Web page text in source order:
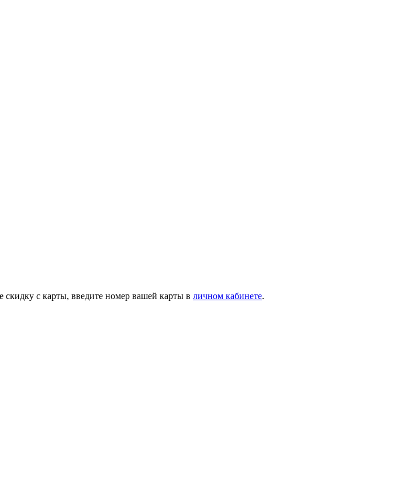
с карты, введите номер вашей карты в личном кабинете.